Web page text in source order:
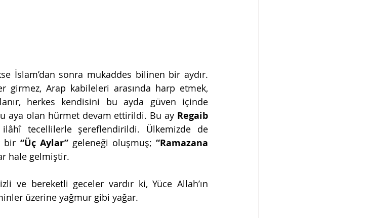
İslam’dan sonra mukaddes bilinen bir aydır.
Arap kabileleri arasında harp etmek,
herkes kendisini bu ayda güven içinde
aya olan hürmet devam ettirildi. Bu ay Regaib
tecellilerle şereflendirildi. Ülkemizde de
bir “Üç Aylar” geleneği oluşmuş; “Ramazana
hale gelmiştir.
ve bereketli geceler vardır ki, Yüce Allah’ın
üzerine yağmur gibi yağar.